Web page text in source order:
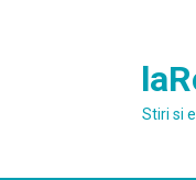
Stiri si